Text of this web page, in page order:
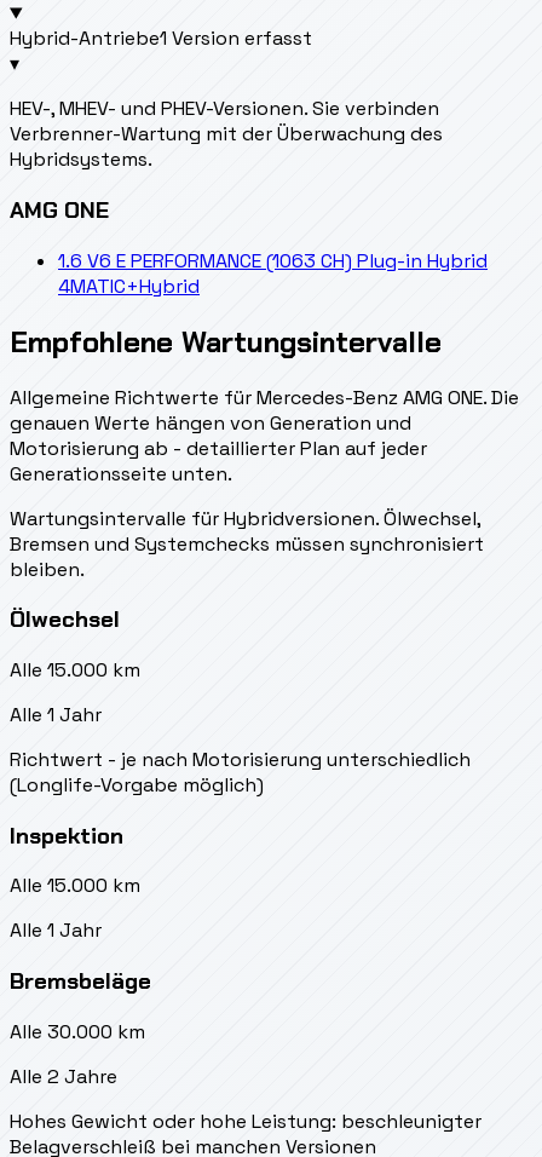
Hybrid-Antriebe1 Version erfasst
▾
HEV-, MHEV- und PHEV-Versionen. Sie verbinden
Verbrenner-Wartung mit der Überwachung des
Hybridsystems.
AMG ONE
1.6 V6 E PERFORMANCE (1063 CH) Plug-in Hybrid
4MATIC+Hybrid
Empfohlene Wartungsintervalle
Allgemeine Richtwerte für Mercedes-Benz AMG ONE. Die
genauen Werte hängen von Generation und
Motorisierung ab - detaillierter Plan auf jeder
Generationsseite unten.
Wartungsintervalle für Hybridversionen. Ölwechsel,
Bremsen und Systemchecks müssen synchronisiert
bleiben.
Ölwechsel
Alle 15.000 km
Alle 1 Jahr
Richtwert - je nach Motorisierung unterschiedlich
(Longlife-Vorgabe möglich)
Inspektion
Alle 15.000 km
Alle 1 Jahr
Bremsbeläge
Alle 30.000 km
Alle 2 Jahre
Hohes Gewicht oder hohe Leistung: beschleunigter
Belagverschleiß bei manchen Versionen